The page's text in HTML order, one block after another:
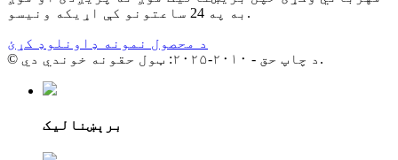
به په 24 ساعتونو کې اړیکه ونیسو.
د محصول نمونه ډاونلوډ کړئ
© د چاپ حق - ۲۰۱۰-۲۰۲۵: ټول حقونه خوندي دي.
برېښنالیک